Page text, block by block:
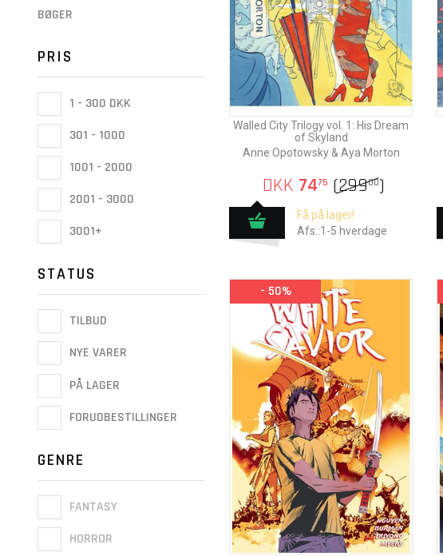
BØGER
PRIS
1 - 300 DKK
301 - 1000
1001 - 2000
2001 - 3000
3001+
STATUS
TILBUD
NYE VARER
PÅ LAGER
FORUDBESTILLINGER
GENRE
FANTASY
HORROR
Walled City Trilogy vol. 1: His Dream
of Skyland
Anne Opotowsky & Aya Morton
DKK 7475 (29900)
Få på lager!
Afs.:1-5 hverdage
- 50%